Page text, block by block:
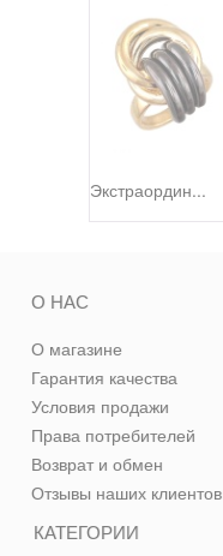
Экстраордин...
КАТЕГОРИИ
О НАС
О магазине
Гарантия качества
Условия продажи
Права потребителей
Возврат и обмен
Отзывы наших клиентов